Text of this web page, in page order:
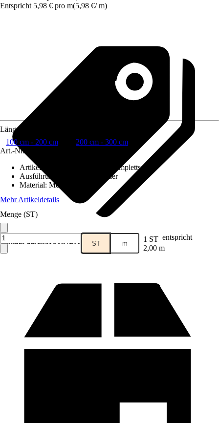
Entspricht 5,98 € pro m(5,98 €/ m)
Verkauf durch:HORNBACH
Länge Stange
100 cm - 200 cm
200 cm - 300 cm
Art.-Nr.
Artikeltyp
Gardinenstangen Komplettset
Ausführung Endstück
Zylinder
Material: Metall
Mehr Artikeldetails
Menge (ST)
ST m 1 ST entspricht
2,00 m